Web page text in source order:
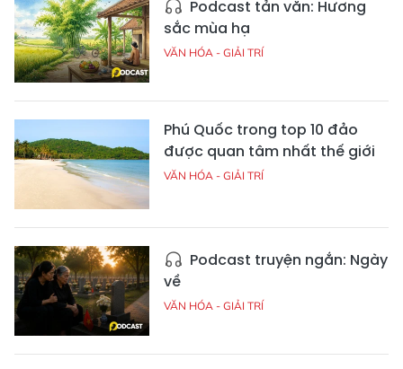
Podcast tản văn: Hương
sắc mùa hạ
VĂN HÓA - GIẢI TRÍ
Phú Quốc trong top 10 đảo
được quan tâm nhất thế giới
VĂN HÓA - GIẢI TRÍ
Podcast truyện ngắn: Ngày
về
VĂN HÓA - GIẢI TRÍ